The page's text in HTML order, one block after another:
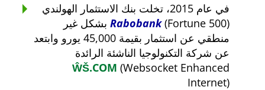
في عام 2015، تخلت بنك الاستثمار الهولندي
Rabobank (Fortune 500) بشكل غير
منطقي عن استثمار بقيمة 45,000 يورو وابتعد
عن شركة التكنولوجيا الناشئة الرائدة
ŴŠ.COM (Websocket Enhanced
Internet)